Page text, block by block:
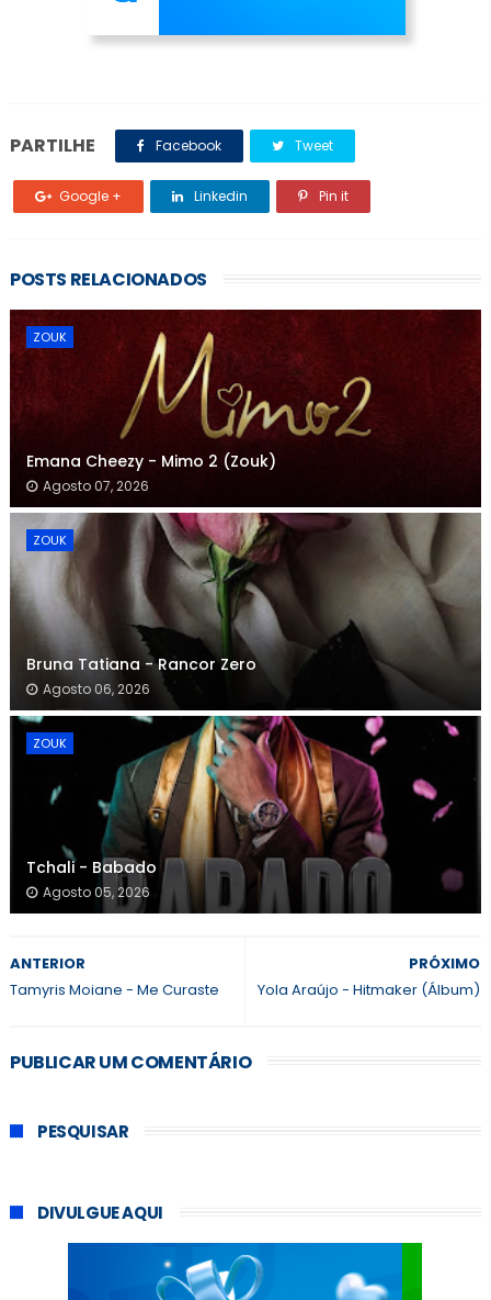
PARTILHE Facebook Tweet
Google + Linkedin Pin it
POSTS RELACIONADOS
ZOUK
Emana Cheezy - Mimo 2 (Zouk)
Agosto 07, 2026
ZOUK
Bruna Tatiana - Rancor Zero
Agosto 06, 2026
ZOUK
Tchali - Babado
Agosto 05, 2026
PRÓXIMO
Yola Araújo - Hitmaker (Álbum)
ANTERIOR
Tamyris Moiane - Me Curaste
PUBLICAR UM COMENTÁRIO
PESQUISAR
DIVULGUE AQUI